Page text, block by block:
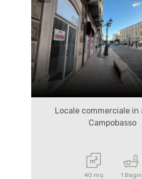
Locale commerciale
Campobasso
40 mq 1 Bagni